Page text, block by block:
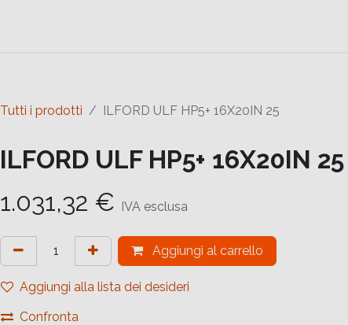
Tutti i prodotti ILFORD ULF HP5+ 16X20IN 25
ILFORD ULF HP5+ 16X20IN 25
1.031,32 € IVA esclusa
Aggiungi al carrello
Aggiungi alla lista dei desideri
Confronta